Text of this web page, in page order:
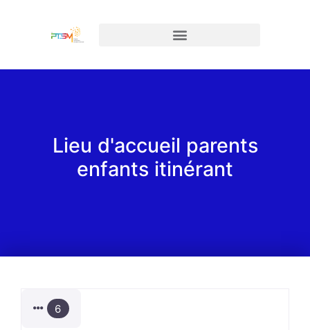
Lieu d'accueil parents
enfants itinérant
6